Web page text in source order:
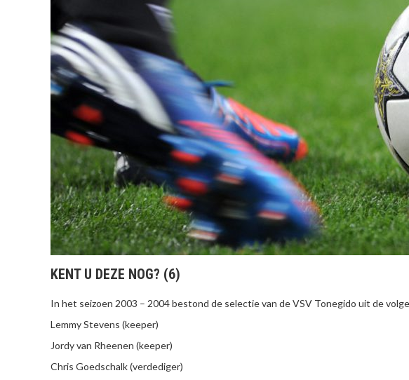
KENT U DEZE NOG? (6)
In het seizoen 2003 – 2004 bestond de selectie van de VSV Tonegido uit de
Lemmy Stevens (keeper)
Jordy van Rheenen (keeper)
Chris Goedschalk (verdediger)